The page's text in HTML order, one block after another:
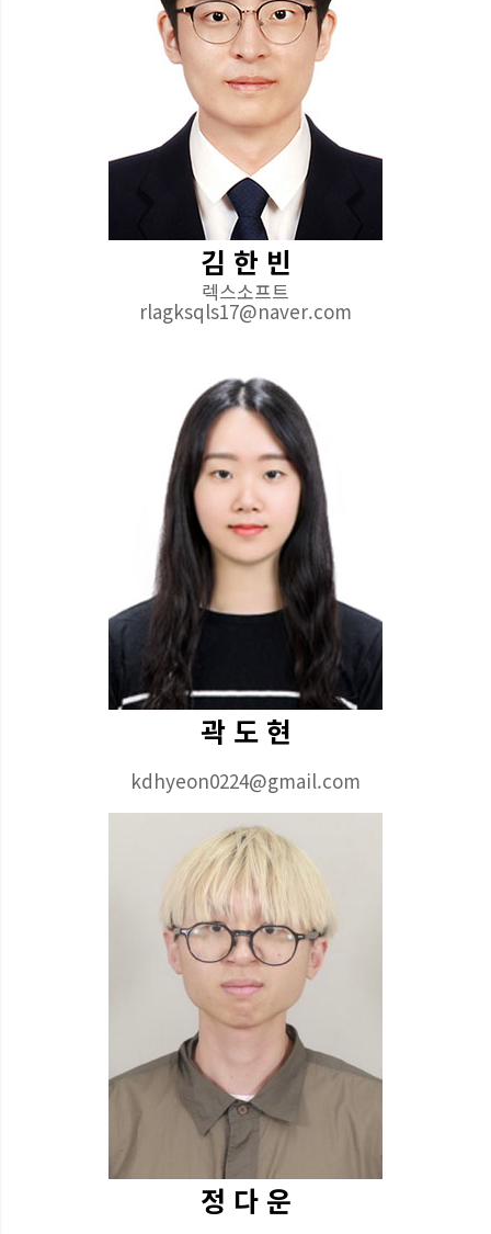
김 한 빈
렉스소프트
rlagksqls17@naver.com
곽 도 현
kdhyeon0224@gmail.com
정 다 운